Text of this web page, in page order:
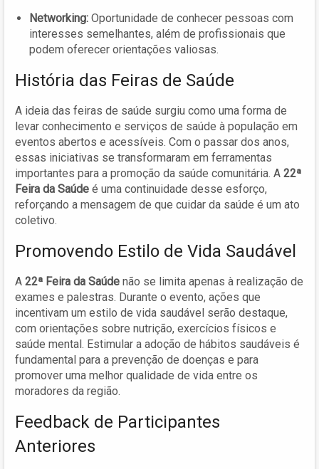
Networking: Oportunidade de conhecer pessoas com
interesses semelhantes, além de profissionais que
podem oferecer orientações valiosas.
História das Feiras de Saúde
A ideia das feiras de saúde surgiu como uma forma de
levar conhecimento e serviços de saúde à população em
eventos abertos e acessíveis. Com o passar dos anos,
essas iniciativas se transformaram em ferramentas
importantes para a promoção da saúde comunitária. A 22ª
Feira da Saúde é uma continuidade desse esforço,
reforçando a mensagem de que cuidar da saúde é um ato
coletivo.
Promovendo Estilo de Vida Saudável
A 22ª Feira da Saúde não se limita apenas à realização de
exames e palestras. Durante o evento, ações que
incentivam um estilo de vida saudável serão destaque,
com orientações sobre nutrição, exercícios físicos e
saúde mental. Estimular a adoção de hábitos saudáveis é
fundamental para a prevenção de doenças e para
promover uma melhor qualidade de vida entre os
moradores da região.
Feedback de Participantes
Anteriores